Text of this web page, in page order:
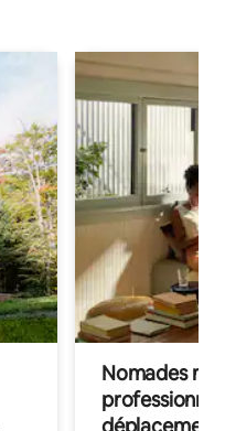
Nomades
déplacement